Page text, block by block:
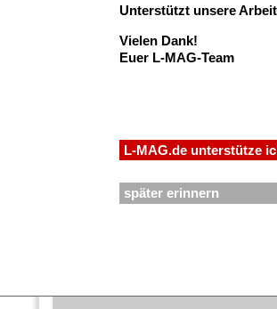
Auf ihrer Tour verzauberte die US-
Lesbenherzen (darunter
auch
fantasiert sich doch bestimmt die eine
Unterstützt unsere
Vielen Dank!
Euer L-MAG-Team
L-MAG.de unterstütze
später erinnern